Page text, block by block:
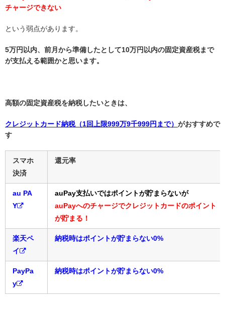
チャージできない
という弱点があります。
5万円以内、前月から準備したとして10万円以内の固定資産税まで
が支払える範囲かと思います。
高額の固定資産税を納税したいときは、
クレジットカード納税（1回上限999万9千999円まで） がおすすめで
す
スマホ
決済
還元率
au PA
Y
auPay支払いではポイントが貯まらないが
auPayへのチャージでクレジットカードのポイント
が貯まる！
楽天ペ
イ
納税時はポイントが貯まらない0%
PayPa
y
納税時はポイントが貯まらない0%